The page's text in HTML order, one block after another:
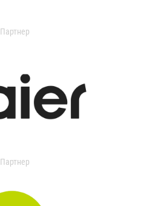
Партнер
Партнер